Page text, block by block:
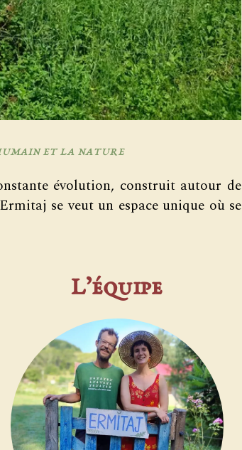
et la nature
évolution, construit autour de
se veut un espace unique où se
L’équipe